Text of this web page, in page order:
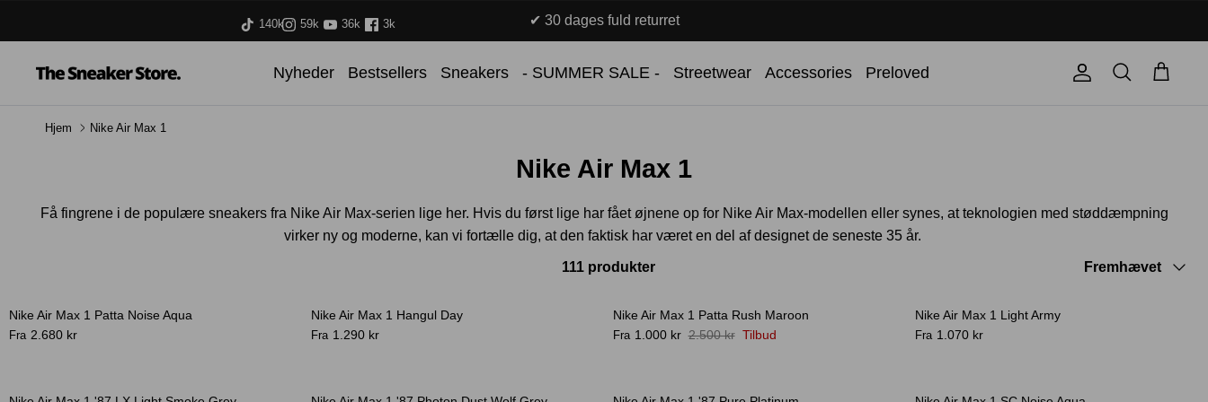
140k 59k 36k 3k ✔ 30 dages fuld returret
Nyheder Bestsellers Sneakers - SUMMER SALE - Streetwear Accessories Preloved Konto
Søg
Kurv
Hjem Nike Air Max 1
Nike Air Max 1
Få fingrene i de populære sneakers fra Nike Air Max-serien lige her. Hvis du først lige har fået øjnene op for Nike Air Max-modellen eller synes, at teknologien med støddæmpning
virker ny og moderne, kan vi fortælle dig, at den faktisk har været en del af designet de seneste 35 år.
111 produkter
Sortér
Fremhævet
Nike Air Max 1 Patta Noise Aqua
Fra 2.680 kr
-41%
Nike Air Max 1 Hangul Day
Fra 1.290 kr
-60%
Nike Air Max 1 Patta Rush Maroon
Fra 1.000 kr 2.500 kr Tilbud
Bestseller
Nike Air Max 1 Light Army
Fra 1.070 kr